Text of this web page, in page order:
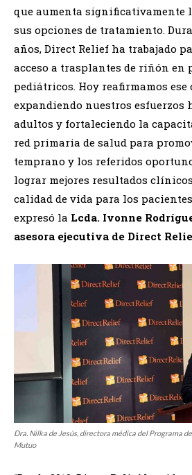
que aumenta significativamente
sus opciones de tratamiento.
años, Direct Relief ha trabajado
acceso a trasplantes de riñón en
pediátricos. Hoy reafirmamos ese
expandiendo nuestros esfuerzos
adultos y fortaleciendo la
red primaria de salud para
temprano y los referidos
lograr mejores resultados
calidad de vida para los
expresó la Lcda. Ivonne
asesora ejecutiva de Direct
Dra. Nilka de Jesús, directora médica del Programa
Mutuo